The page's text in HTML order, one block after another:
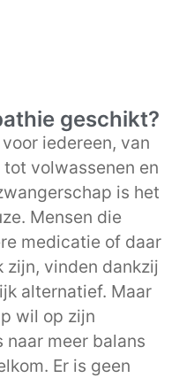
geschikt?
iedereen, van
tot volwassenen en
is het
Mensen die
medicatie of daar
zijn, vinden dankzij
alternatief. Maar
wil op zijn
naar meer balans
Er is geen